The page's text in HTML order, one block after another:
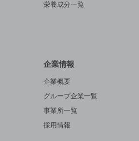
栄養成分一覧
企業情報
企業概要
グループ企業一覧
事業所一覧
採用情報